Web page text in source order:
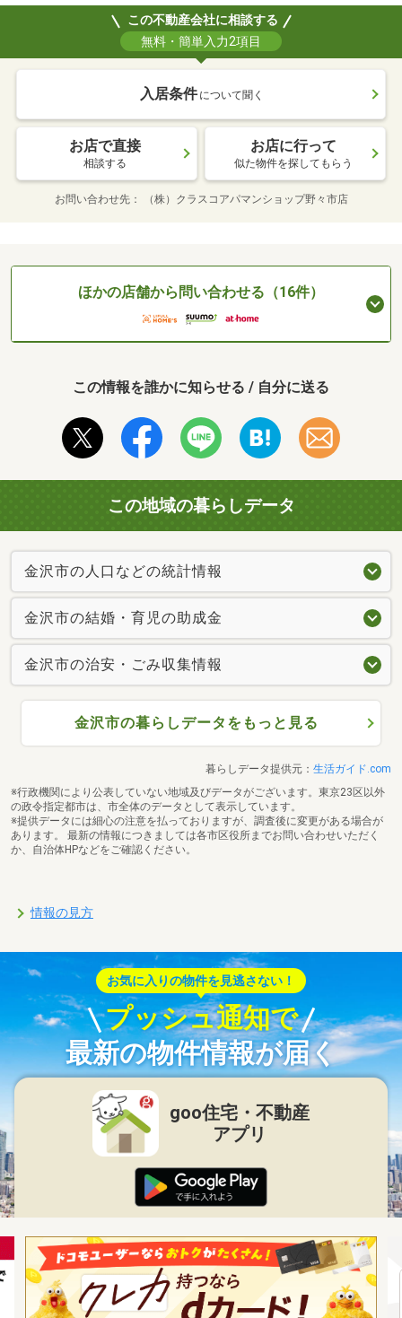
この不動産会社に相談する
無料・簡単入力2項目
入居条件 について聞く
お店で直接
相談する
お店に行って
似た物件を探してもらう
お問い合わせ先 （株）クラスコアパマンショップ野々市店
ほかの店舗から問い合わせる（16件）
この情報を誰かに知らせる / 自分に送る
この地域の暮らしデータ
金沢市の人口などの統計情報
金沢市の結婚・育児の助成金
金沢市の治安・ごみ収集情報
金沢市の暮らしデータをもっと見る
暮らしデータ提供元： 生活ガイド.com
※行政機関により公表していない地域及びデータがございます。東京23区以外
の政令指定都市は、市全体のデータとして表示しています。
※提供データには細心の注意を払っておりますが、調査後に変更がある場合が
あります。 最新の情報につきましては各市区役所までお問い合わせいただく
か、自治体HPなどをご確認ください。
情報の見方
お気に入りの物件を見逃さない！
プッシュ通知で
最新の物件情報が届く
goo住宅・不動産
アプリ